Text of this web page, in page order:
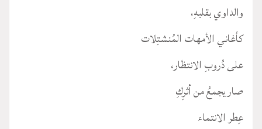
والداوي بقلبهِ،
كأغاني الأمهات المُنشتِلات
على دُروبِ الانتظار،
صار يجمعُ من أثرِكِ
عِطر الانتماء